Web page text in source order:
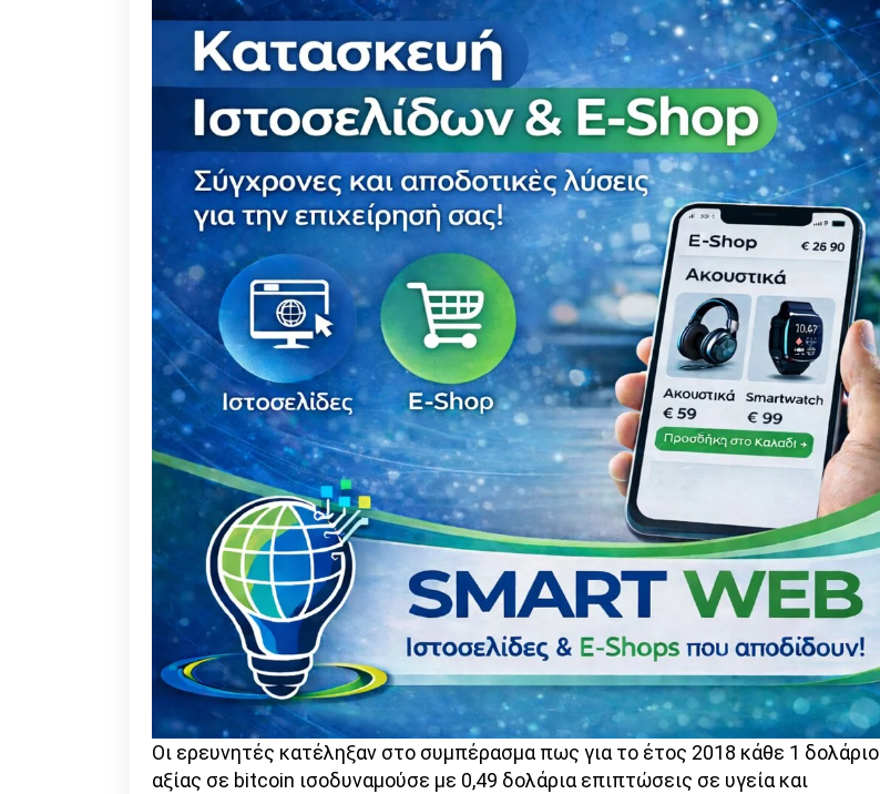
Οι ερευνητές κατέληξαν στο συμπέρασμα πως για το έτος 2018 κάθε 1 δολάριο
αξίας σε bitcoin ισοδυναμούσε με 0,49 δολάρια επιπτώσεις σε υγεία και